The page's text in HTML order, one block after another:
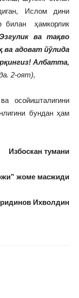
Ислом дини
билан ҳамкорлик
ва тақво
ва адоват йўлида
Албатта,
2-оят),
осойишталигини
бундан ҳам
Избоскан тумани
жоме масжиди
Ихволдин